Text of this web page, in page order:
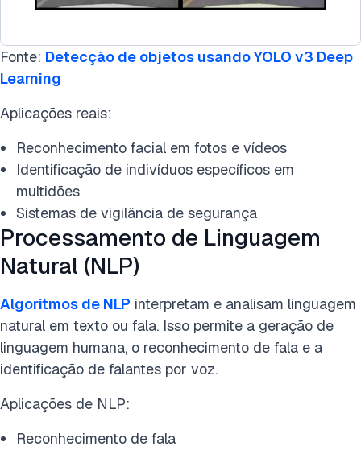
Fonte: Detecção de objetos usando YOLO v3 Deep
Learning
Aplicações reais:
Reconhecimento facial em fotos e vídeos
Identificação de indivíduos específicos em
multidões
Sistemas de vigilância de segurança
Processamento de Linguagem
Natural (NLP)
Algoritmos de NLP interpretam e analisam linguagem
natural em texto ou fala. Isso permite a geração de
linguagem humana, o reconhecimento de fala e a
identificação de falantes por voz.
Aplicações de NLP:
Reconhecimento de fala